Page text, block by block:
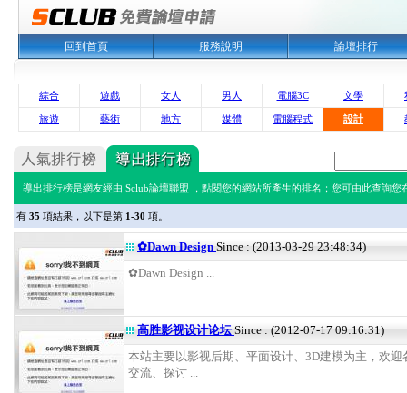
回到首頁 服務說明 論壇排行
綜合 遊戲 女人 男人 電腦3C 文學
旅遊 藝術 地方 媒體 電腦程式 設計
導出排行榜是網友經由 Sclub論壇聯盟 ，點閱您的網站所產生的排名；您可由此查詢您
有 35 項結果，以下是第 1-30 項。
✿Dawn Design Since : (2013-03-29 23:48:34)
✿Dawn Design ...
高胜影视设计论坛Since : (2012-07-17 09:16:31)
本站主要以影视后期、平面设计、3D建模为主，欢迎
交流、探讨 ...